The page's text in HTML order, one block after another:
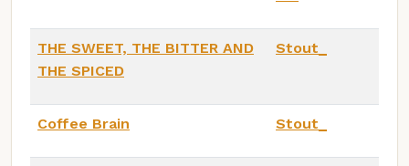
THE SWEET, THE BITTER AND
THE SPICED
Stout_
Coffee Brain Stout_